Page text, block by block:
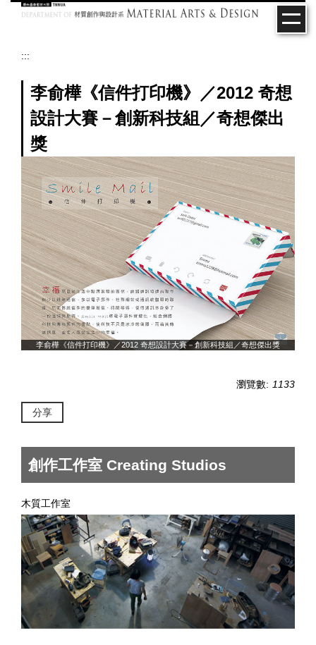
:::
李俞樺《信件打印機》／2012 奇想
設計大賽－創新科技組／奇想傑出
獎
李俞樺《信件打印機》／2012 奇想設計大賽－創新科技組／奇想傑出獎
瀏覽數: 1133
分享
創作工作室 Creating Studios
木質工作室